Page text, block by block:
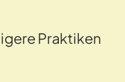
Praktiken